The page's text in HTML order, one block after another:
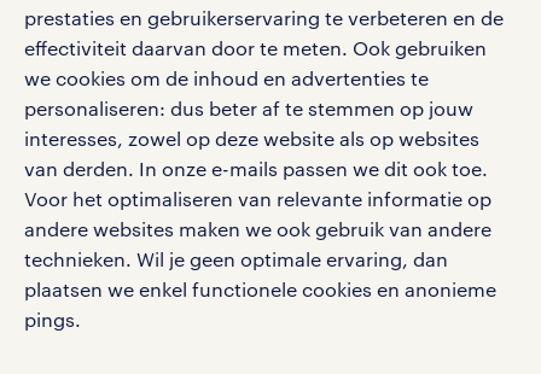
prestaties en gebruikerservaring te verbeteren en de
effectiviteit daarvan door te meten. Ook gebruiken
we cookies om de inhoud en advertenties te
personaliseren: dus beter af te stemmen op jouw
interesses, zowel op deze website als op websites
van derden. In onze e-mails passen we dit ook toe.
Voor het optimaliseren van relevante informatie op
andere websites maken we ook gebruik van andere
technieken. Wil je geen optimale ervaring, dan
plaatsen we enkel functionele cookies en anonieme
pings.
vacatures, solliciteren en inspiratie.
werken bij randstad
gebruikersvoorwaarden
privacystatement
cookies
disclaimer
sitemap